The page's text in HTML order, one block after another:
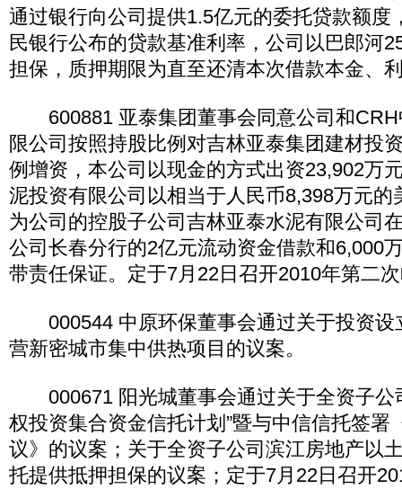
通过银行向公司提供1.5亿元的委托贷款额度
民银行公布的贷款基准利率，公司以巴郎河
担保，质押期限为直至还清本次借款本金、
600881 亚泰集团董事会同意公司和CRH
限公司按照持股比例对吉林亚泰集团建材投
例增资，本公司以现金的方式出资23,902万
泥投资有限公司以相当于人民币8,398万元的
为公司的控股子公司吉林亚泰水泥有限公司
公司长春分行的2亿元流动资金借款和6,000
带责任保证。定于7月22日召开2010年第二
000544 中原环保董事会通过关于投资设
营新密城市集中供热项目的议案。
000671 阳光城董事会通过关于全资子公
权投资集合资金信托计划”暨与中信信托签署
议》的议案；关于全资子公司滨江房地产以
托提供抵押担保的议案；定于7月22日召开